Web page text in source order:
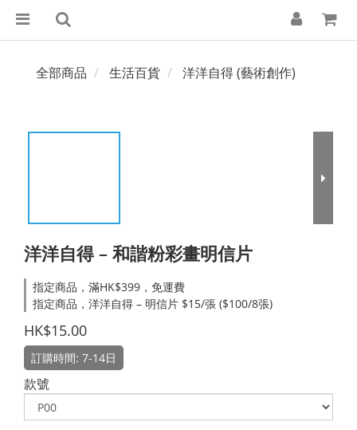
全部商品 生活百貨 洋洋自得 (藝術創作)
洋洋自得 – 和諧粉彩畫明信片
指定商品，滿HK$399，免運費
指定商品，洋洋自得 – 明信片 $15/張 ($100/8張)
HK$15.00
訂購時間: 7-14日
款號